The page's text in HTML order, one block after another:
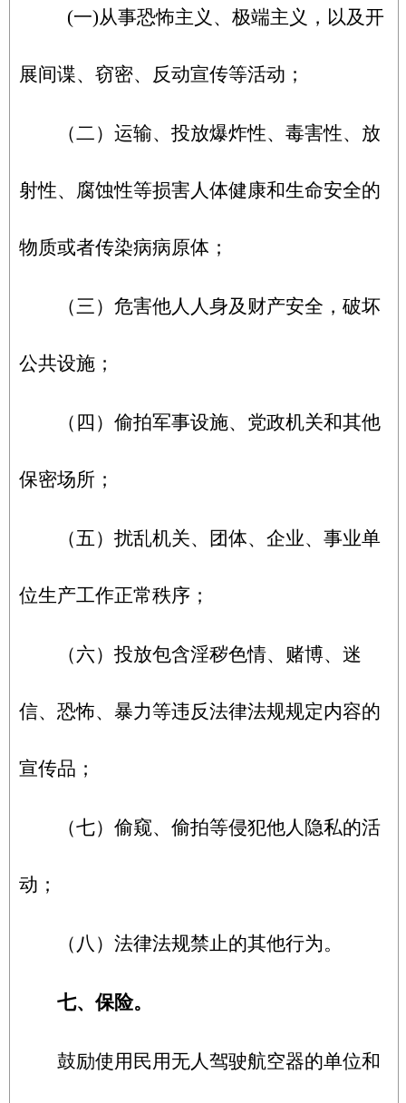
(一)从事恐怖主义、极端主义，以及开
展间谍、窃密、反动宣传等活动；
（二）运输、投放爆炸性、毒害性、放
射性、腐蚀性等损害人体健康和生命安全的
物质或者传染病病原体；
（三）危害他人人身及财产安全，破坏
公共设施；
（四）偷拍军事设施、党政机关和其他
保密场所；
（五）扰乱机关、团体、企业、事业单
位生产工作正常秩序；
（六）投放包含淫秽色情、赌博、迷
信、恐怖、暴力等违反法律法规规定内容的
宣传品；
（七）偷窥、偷拍等侵犯他人隐私的活
动；
（八）法律法规禁止的其他行为。
七、保险。
鼓励使用民用无人驾驶航空器的单位和